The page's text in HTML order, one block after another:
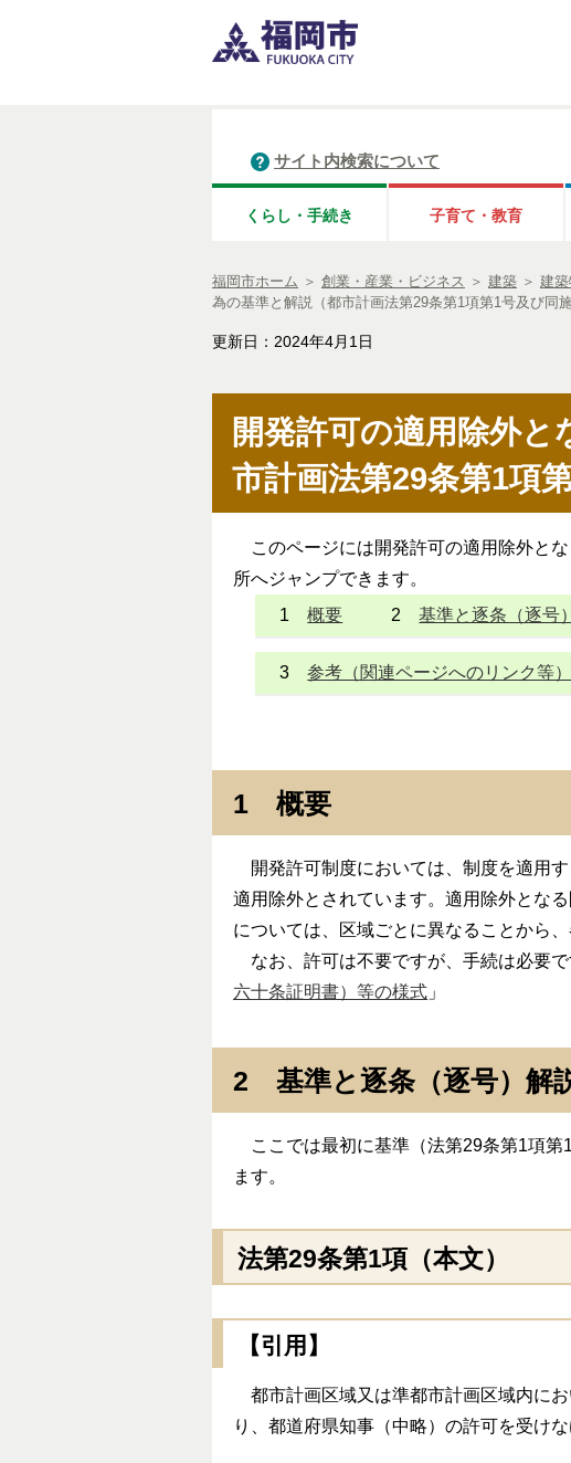
サイト内検索について
くらし・手続き 子育て・教育
福岡市ホーム ＞ 創業・産業・ビジネス ＞ 建築 ＞ 建
為の基準と解説（都市計画法第29条第1項第1号及び同施
更新日：2024年4月1日
開発許可の適用除外
市計画法第29条第1項
このページには開発許可の適用除外と
所へジャンプできます。
1概要 2基準と逐条（逐号
3参考（関連ページへのリンク等）
1 概要
開発許可制度においては、制度を適用
適用除外とされています。適用除外とな
については、区域ごとに異なることから
なお、許可は不要ですが、手続は必要
六十条証明書）等の様式 」
2 基準と逐条（逐号）解
ここでは最初に基準（法第29条第1項第
ます。
法第29条第1項（本文）
【引用】
都市計画区域又は準都市計画区域内に
り、都道府県知事（中略）の許可を受け